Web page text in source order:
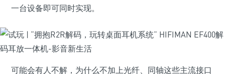
一台设备即可同时实现。
可能会有人不解，为什么不加上光纤、同轴这些主流接口